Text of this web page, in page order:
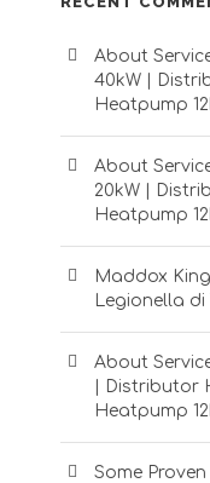
About
40kW |
Heatpump
About
20kW |
Heatpump
Maddox
Legionella di
About
| Distributor
Heatpump
Some